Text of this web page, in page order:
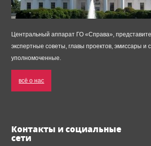
Центральный аппарат ГО «Справа»,
экспертные советы, главы проектов, эмиссары и
уполномоченные.
всё о нас
Контакты и социальные
сети